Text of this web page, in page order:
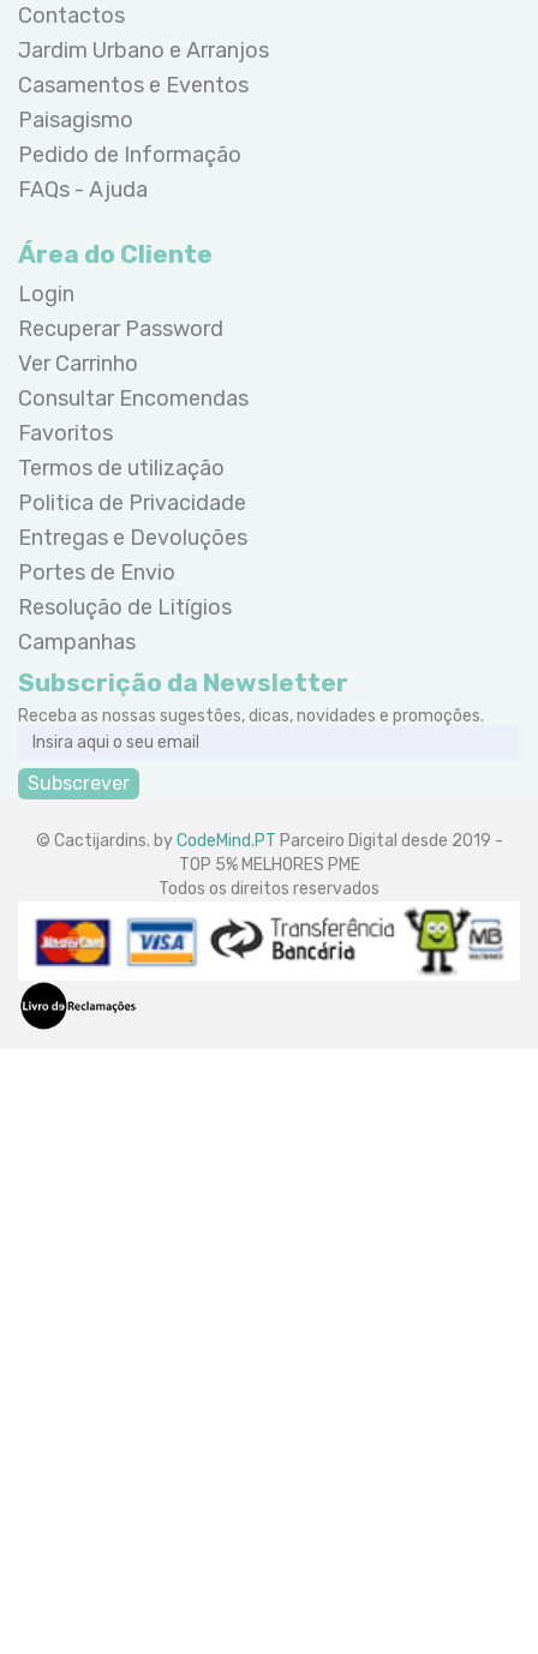
Contactos
Jardim Urbano e Arranjos
Casamentos e Eventos
Paisagismo
Pedido de Informação
FAQs - Ajuda
Área do Cliente
Login
Recuperar Password
Ver Carrinho
Consultar Encomendas
Favoritos
Termos de utilização
Politica de Privacidade
Entregas e Devoluções
Portes de Envio
Resolução de Litígios
Campanhas
Subscrição da Newsletter
Receba as nossas sugestões, dicas, novidades e promoções.
Subscrever
© Cactijardins. byCodeMind.PT Parceiro Digital desde 2019 -
TOP 5% MELHORES PME
Todos os direitos reservados